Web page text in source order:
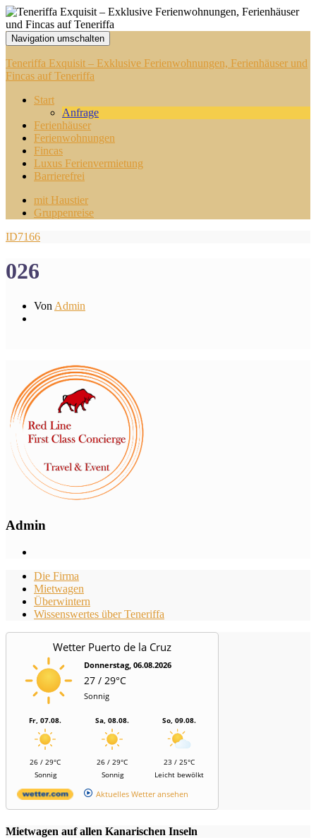
Navigation umschalten
Teneriffa Exquisit – Exklusive Ferienwohnungen, Ferienhäuser und
Fincas auf Teneriffa
Start
Anfrage
Ferienhäuser
Ferienwohnungen
Fincas
Luxus Ferienvermietung
Barrierefrei
mit Haustier
Gruppenreise
ID7166
026
Von Admin
Admin
Die Firma
Mietwagen
Überwintern
Wissenswertes über Teneriffa
Wetter Puerto de la Cruz
Donnerstag, 06.08.2026
27 / 29°C
Sonnig
Fr, 07.08.
26 / 29°C
Sonnig
Sa, 08.08.
26 / 29°C
Sonnig
So, 09.08.
23 / 25°C
Leicht bewölkt
Aktuelles Wetter ansehen
Mietwagen auf allen Kanarischen Inseln